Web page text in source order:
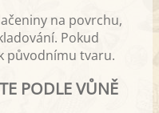
na povrchu,
Pokud
původnímu tvaru.
PODLE VŮNĚ